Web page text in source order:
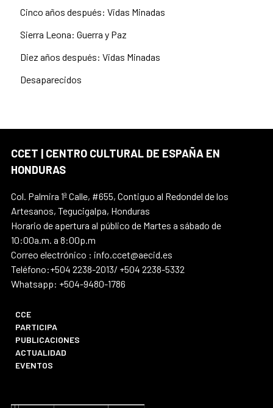
Cinco años después: Vidas Minadas
Sierra Leona: Guerra y Paz
Diez años después: Vidas Minadas
Desaparecidos
CCET | CENTRO CULTURAL DE ESPAÑA EN
HONDURAS
Col. Palmira 1ª Calle, #655, Contiguo al Redondel de los
Artesanos, Tegucigalpa, Honduras
Horario de apertura al público de Martes a sábado de
10:00a.m. a 8:00p.m
Correo electrónico : info.ccet@aecid.es
Teléfono:+504 2238-2013/ +504 2238-5332
Whatsapp: +504-9480-1786
CCE
PARTICIPA
PUBLICACIONES
ACTUALIDAD
EVENTOS